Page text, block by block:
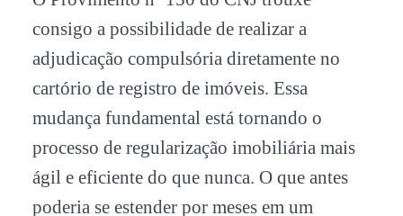
consigo a possibilidade de realizar a
adjudicação compulsória diretamente no
cartório de registro de imóveis. Essa
mudança fundamental está tornando o
processo de regularização imobiliária mais
ágil e eficiente do que nunca. O que antes
poderia se estender por meses em um